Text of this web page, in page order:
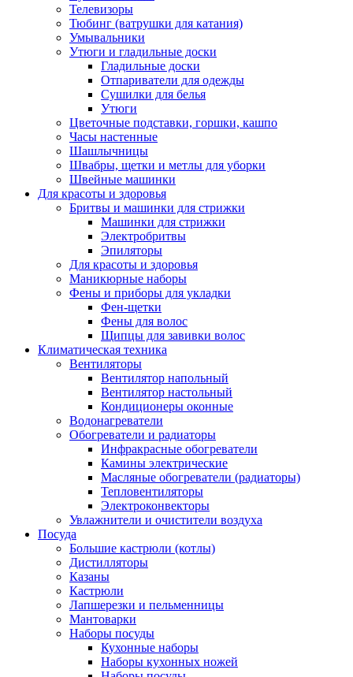
Телевизоры
Тюбинг (ватрушки для катания)
Умывальники
Утюги и гладильные доски
Гладильные доски
Отпариватели для одежды
Сушилки для белья
Утюги
Цветочные подставки, горшки, кашпо
Часы настенные
Шашлычницы
Швабры, щетки и метлы для уборки
Швейные машинки
Для красоты и здоровья
Бритвы и машинки для стрижки
Машинки для стрижки
Электробритвы
Эпиляторы
Для красоты и здоровья
Маникюрные наборы
Фены и приборы для укладки
Фен-щетки
Фены для волос
Щипцы для завивки волос
Климатическая техника
Вентиляторы
Вентилятор напольный
Вентилятор настольный
Кондиционеры оконные
Водонагреватели
Обогреватели и радиаторы
Инфракрасные обогреватели
Камины электрические
Масляные обогреватели (радиаторы)
Тепловентиляторы
Электроконвекторы
Увлажнители и очистители воздуха
Посуда
Большие кастрюли (котлы)
Дистилляторы
Казаны
Кастрюли
Лапшерезки и пельменницы
Мантоварки
Наборы посуды
Кухонные наборы
Наборы кухонных ножей